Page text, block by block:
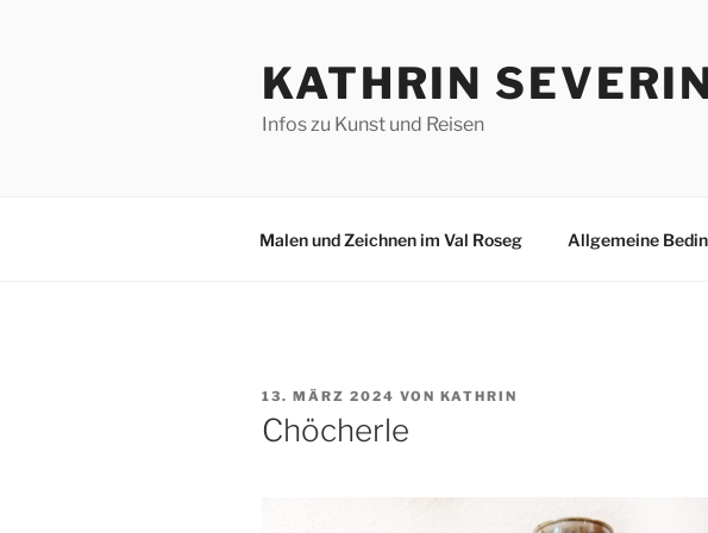
KATHRIN
Infos zu Kunst und Reisen
Malen und Zeichnen im Val Roseg Allgemeine
VERÖFFENTLICHT
AM
13. MÄRZ 2024 VON KATHRIN
Chöcherle